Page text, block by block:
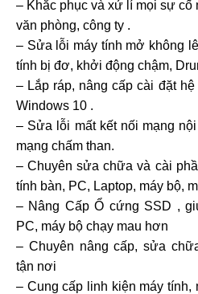
– Khắc phục và xử lí mọi sự cố
văn phòng, công ty .
– Sửa lỗi máy tính mở không
tính bị đơ, khởi động chậm,
– Lắp ráp, nâng cấp cài đặt
Windows 10 .
– Sửa lỗi mất kết nối mạng
mạng chấm than.
– Chuyên sửa chữa và cài
tính bàn, PC, Laptop, máy bộ,
– Nâng Cấp Ổ cứng SSD ,
PC, máy bộ chạy mau hơn
– Chuyên nâng cấp, sửa
tận nơi
– Cung cấp linh kiện máy tính,